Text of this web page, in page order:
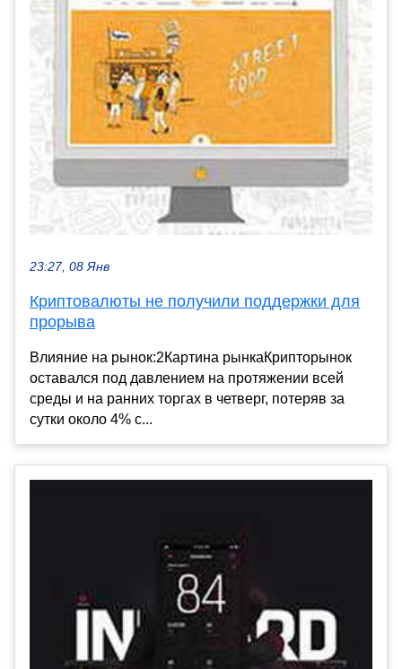
23:27, 08 Янв
Криптовалюты не получили поддержки для
прорыва
Влияние на рынок:2Картина рынкаКрипторынок
оставался под давлением на протяжении всей
среды и на ранних торгах в четверг, потеряв за
сутки около 4% с...